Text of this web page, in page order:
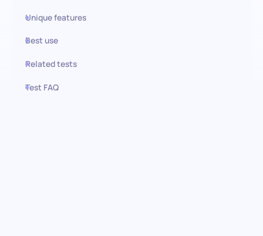
Unique features
Best use
Related tests
Test FAQ